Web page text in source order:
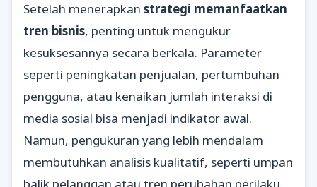
Setelah menerapkan strategi memanfaatkan
tren bisnis, penting untuk mengukur
kesuksesannya secara berkala. Parameter
seperti peningkatan penjualan, pertumbuhan
pengguna, atau kenaikan jumlah interaksi di
media sosial bisa menjadi indikator awal.
Namun, pengukuran yang lebih mendalam
membutuhkan analisis kualitatif, seperti umpan